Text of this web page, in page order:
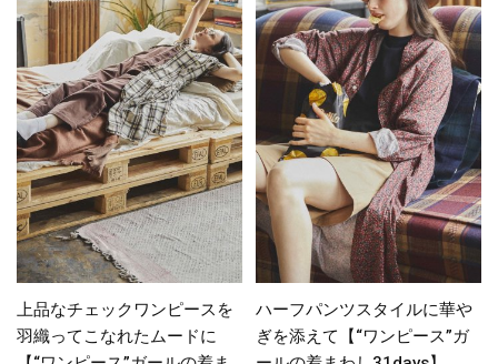
上品なチェックワンピースを
羽織ってこなれたムードに
ハーフパンツスタイルに華や
ぎを添えて【“ワンピース”ガ